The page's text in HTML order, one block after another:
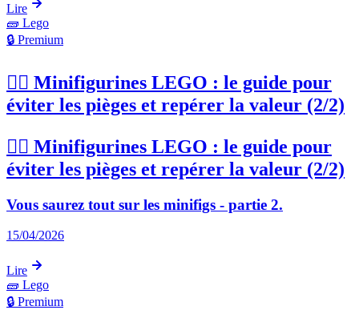
Lire
🧱 Lego
🔒 Premium
🦸‍♂️ Minifigurines LEGO : le guide pour
éviter les pièges et repérer la valeur (2/2)
🦸‍♂️ Minifigurines LEGO : le guide pour
éviter les pièges et repérer la valeur (2/2)
Vous saurez tout sur les minifigs - partie 2.
15/04/2026
Lire
🧱 Lego
🔒 Premium